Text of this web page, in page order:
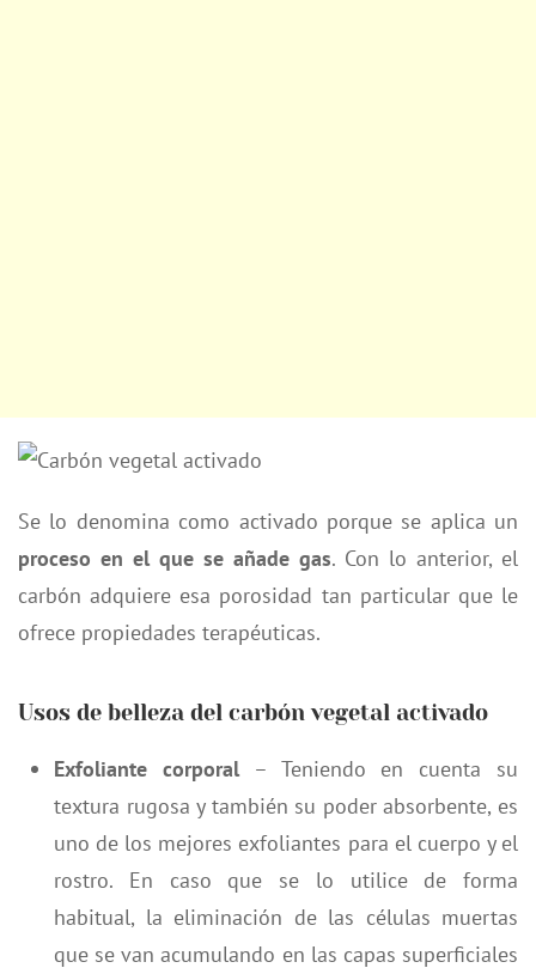
Se lo denomina como activado porque se aplica un
proceso en el que se añade gas. Con lo anterior, el
carbón adquiere esa porosidad tan particular que le
ofrece propiedades terapéuticas.
Usos de belleza del carbón vegetal activado
Exfoliante corporal– Teniendo en cuenta su
textura rugosa y también su poder absorbente, es
uno de los mejores exfoliantes para el cuerpo y el
rostro. En caso que se lo utilice de forma
habitual, la eliminación de las células muertas
que se van acumulando en las capas superficiales